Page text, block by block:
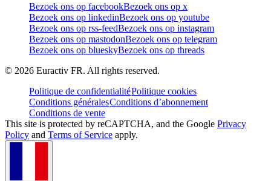
Bezoek ons op facebookBezoek ons op x
Bezoek ons op linkedinBezoek ons op youtube
Bezoek ons op rss-feedBezoek ons op instagram
Bezoek ons op mastodonBezoek ons op telegram
Bezoek ons op blueskyBezoek ons op threads
© 2026 Euractiv FR. All rights reserved.
Politique de confidentialitéPolitique cookies
Conditions généralesConditions d’abonnement
Conditions de vente
This site is protected by reCAPTCHA, and the Google Privacy
Policy and Terms of Service apply.